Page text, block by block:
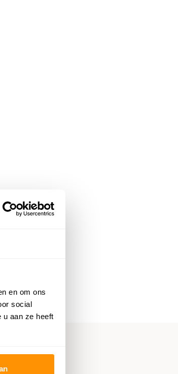
en om ons
social
u aan ze heeft